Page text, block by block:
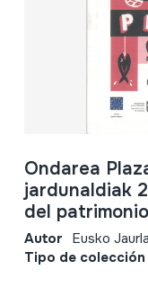
Ondarea
jardunaldiak
del patrimonio
Autor Eusko
Tipo de colección